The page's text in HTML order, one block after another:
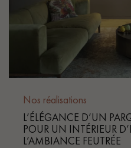
Nos réalisations
L’ÉLÉGANCE D’UN
POUR UN INTÉRIEUR
L’AMBIANCE FEUTRÉE